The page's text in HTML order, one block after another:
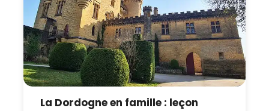
La Dordogne en famille : leçon